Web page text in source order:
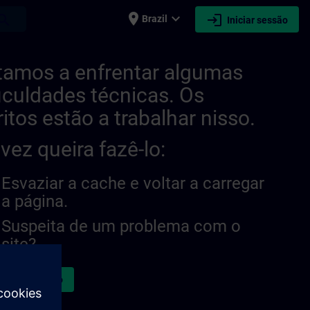
place Brazil expand_more login Iniciar sessão
a enfrentar algumas
técnicas. Os
estão a trabalhar nisso.
queira fazê-lo:
Esvaziar a cache e voltar a carregar
a página.
Suspeita de um problema com o
site?
a questão